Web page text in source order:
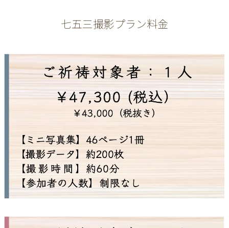
七五三撮影プラン料金